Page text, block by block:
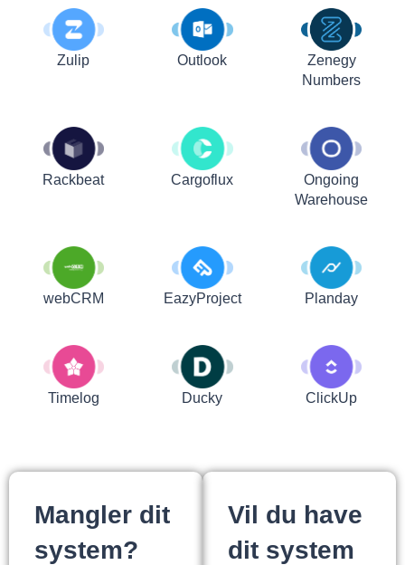
Zulip Outlook
Zenegy
Numbers
Rackbeat Cargoflux
Ongoing
Warehouse
webCRM EazyProject Planday
Timelog Ducky ClickUp
Mangler dit
system?
Vil du have
dit system